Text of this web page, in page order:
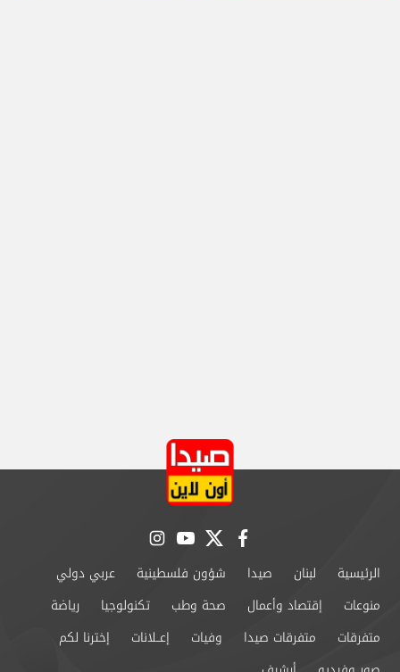
facebook
twitter
youtube
instagram
الرئيسية لبنان صيدا شؤون فلسطينية
عربي دولي
منوعات
إقتصاد وأعمال صحة وطب تكنولوجيا
رياضة
متفرقات
متفرقات صيدا وفيات إعــلانات
إخترنا لكم